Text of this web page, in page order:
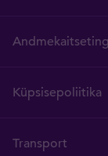
Küpsisepoliitika
Transport